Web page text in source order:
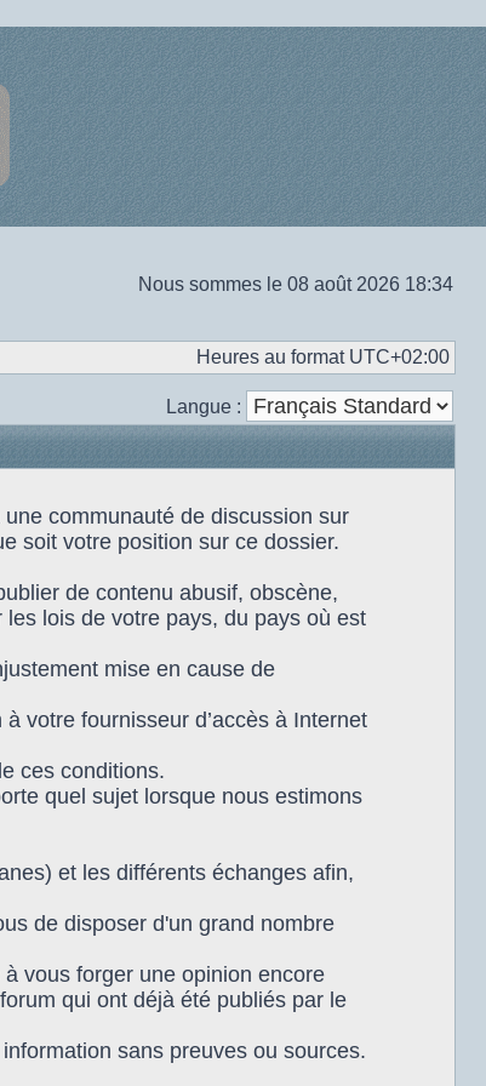
Nous sommes le 08 août 2026 18:34
Heures au format UTC+02:00
Langue :
communauté de discussion sur
soit votre position sur ce dossier.
de contenu abusif, obscène,
lois de votre pays, du pays où est
mise en cause de
votre fournisseur d’accès à Internet
ces conditions.
quel sujet lorsque nous estimons
et les différents échanges afin,
de disposer d'un grand nombre
vous forger une opinion encore
qui ont déjà été publiés par le
sans preuves ou sources.